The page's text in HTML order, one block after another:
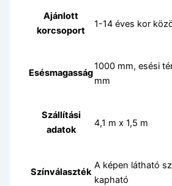
Ajánlott
korcsoport
1-14 éves kor
Esésmagasság
1000 mm, esési
mm
Szállítási
adatok
4,1 m x 1,5 m
Színválaszték
A képen látható
kapható